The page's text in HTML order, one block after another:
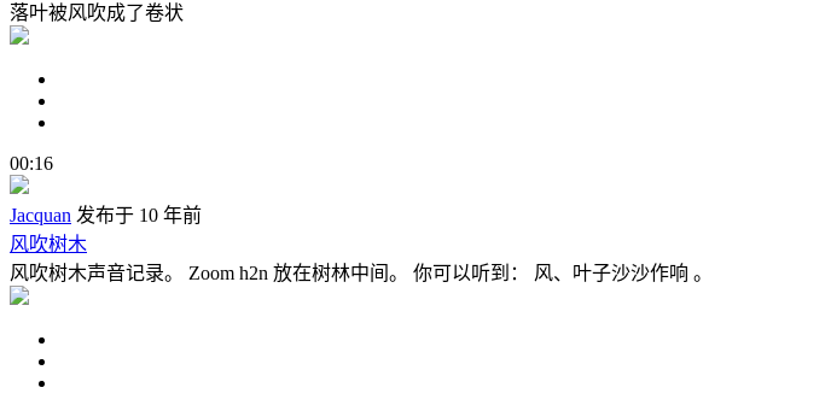
落叶被风吹成了卷状
00:16
Jacquan 发布于 10 年前
风吹树木
风吹树木声音记录。 Zoom h2n 放在树林中间。 你可以听到： 风、叶子沙沙作响 。